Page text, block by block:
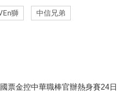
獅 中信兄弟
國票金控中華職棒官辦熱身賽24日